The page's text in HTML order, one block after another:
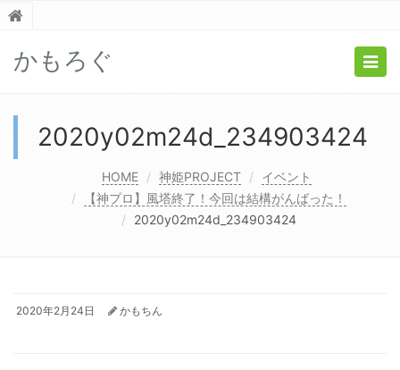
かもろぐ
2020y02m24d_234903424
HOME 神姫PROJECT
イベント
【神プロ】風塔終了！今回は結構がんばった！
2020y02m24d_234903424
2020年2月24日 かもちん